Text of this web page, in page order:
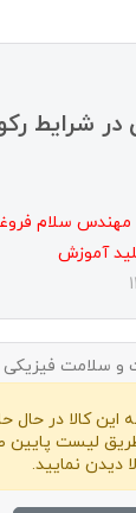
شرایط
مهندس سلام
آموزش
و سلامت فیزیکی
این کالا در
طریق لیست
دیدن نمایید.